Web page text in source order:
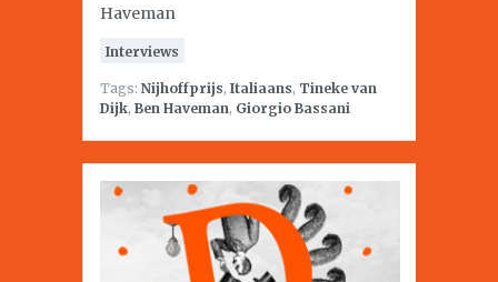
Haveman
Interviews
Tags: Nijhoffprijs, Italiaans, Tineke van
Dijk, Ben Haveman, Giorgio Bassani